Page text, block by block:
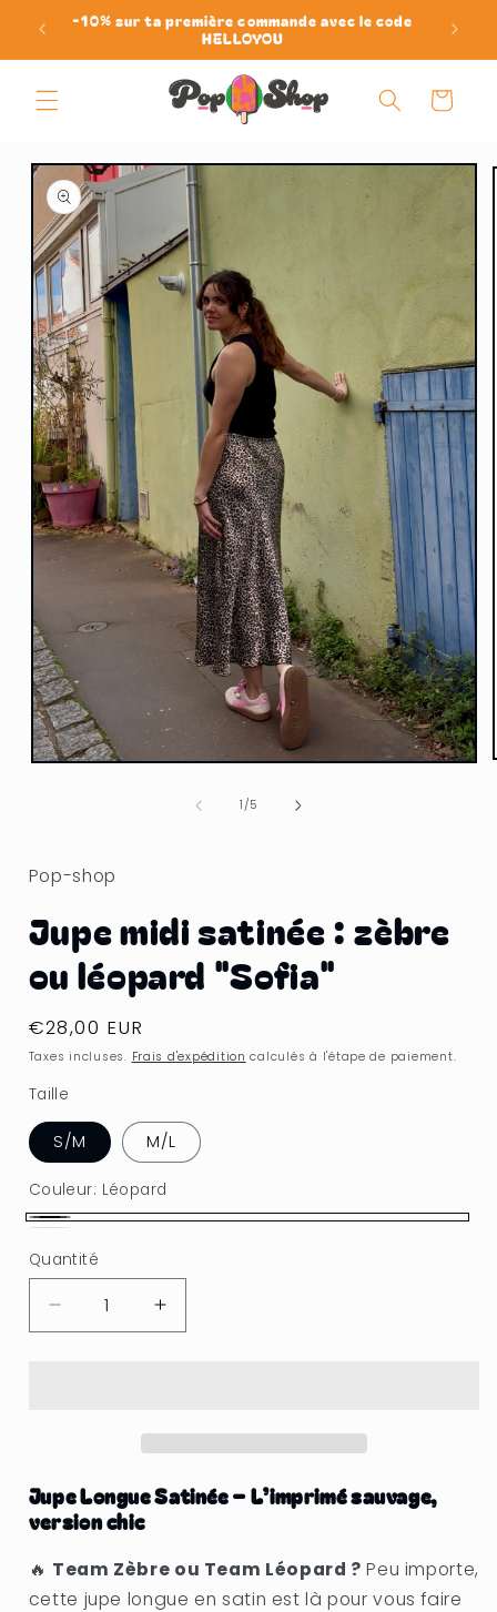
passer
contenu
-10% sur ta première commande avec le code
HELLOYOU
Panier
Passer aux
informations
produits
Ouvrir
fenêtre
modale
1/de
5
Pop-shop
Jupe midi satinée : zèbre
ou léopard "Sofia"
Prix
habituel
€28,00 EUR
Taxes incluses. Frais d'expédition calculés à l'étape de paiement.
Taille
S/M M/L
Couleur: Léopard
Léopard
Quantité
Réduire
la
zèbre
ou
léopard
Augmenter
la
midi
:
zèbre
léopard
&quot;Sofia&quot;
Jupe Longue Satinée – L’imprimé sauvage,
version chic
🔥 Team Zèbre ou Team Léopard ? Peu importe,
cette jupe longue en satin est là pour vous faire